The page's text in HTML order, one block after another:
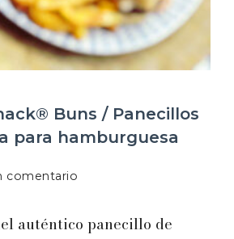
Buns / Panecillos
para hamburguesa
comentario
Buns
auténtico panecillo de